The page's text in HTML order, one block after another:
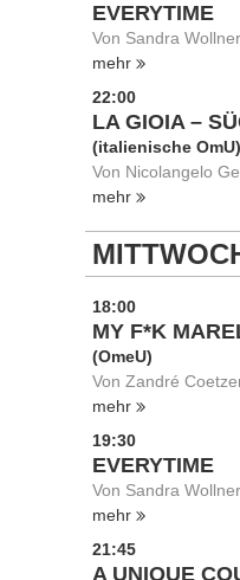
EVERYTIME
Von Sandra
mehr
22:00
LA GIOIA –
(italienische OmU)
Von Nicolangelo
mehr
18:00
MY F*K
(OmeU)
Von Zandré
mehr
19:30
EVERYTIME
Von Sandra
mehr
21:45
A UNIQUE